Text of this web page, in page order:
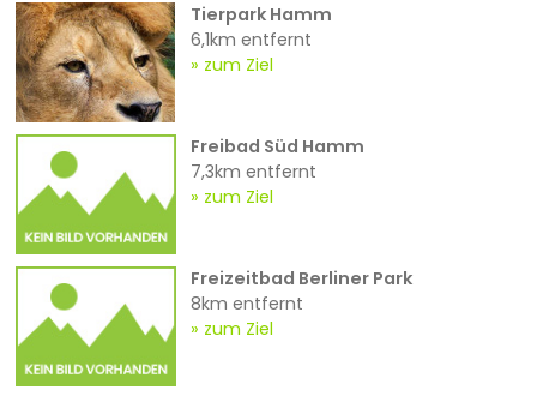
Tierpark Hamm
6,1km entfernt
zum Ziel
Freibad Süd Hamm
7,3km entfernt
zum Ziel
Freizeitbad Berliner Park
8km entfernt
zum Ziel